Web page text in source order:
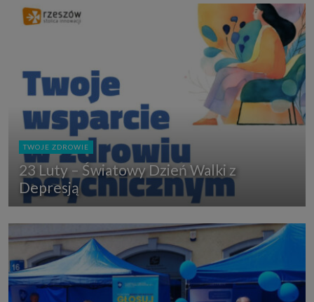
TWOJE ZDROWIE
23 Luty – Światowy Dzień Walki z
Depresją